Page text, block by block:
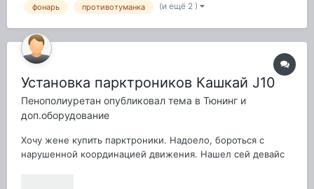
экзисте, а там только по старой модельке ищет...
фонарь противотуманка (и ещё 2 )
Установка парктроников Кашкай J10
Пенополиуретан опубликовал тема в Тюнинг и
доп.оборудование
Хочу жене купить парктроники. Надоело, бороться с
нарушенной координацией движения. Нашел сей девайс